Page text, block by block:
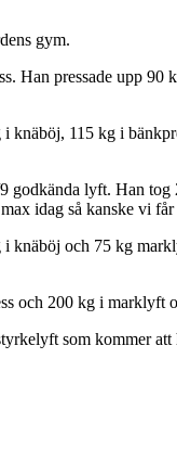
gym.
pressade upp
knäböj, 115 kg i
godkända lyft. Han
idag så kanske vi
och 75 kg
och 200 kg i marklyft
som kommer